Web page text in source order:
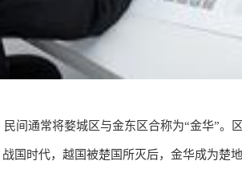
间通常将婺城区与金东区合称为“金华”。
国时代，越国被楚国所灭后，金华成为楚